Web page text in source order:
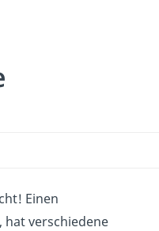
Einen
hat verschiedene